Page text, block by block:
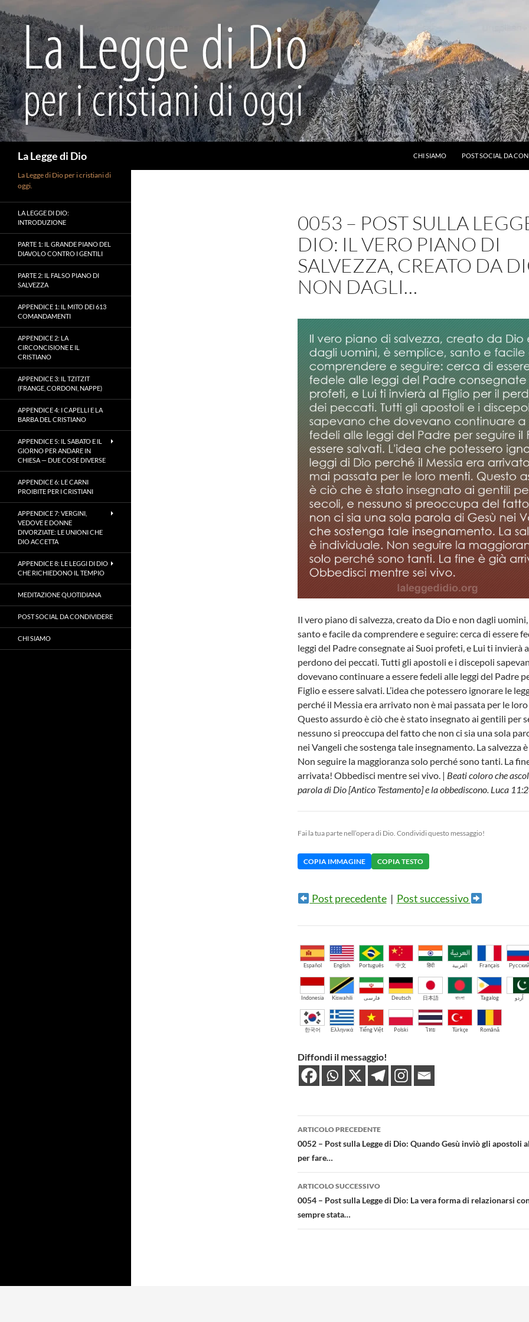
al
contenuto
La Legge di Dio CHI SIAMO POST SOCIAL DA
0053 – POST SULLA
DIO: IL VERO PIANO DI
SALVEZZA, CREATO DA
NON DAGLI…
Il vero piano di salvezza, creato da Dio e non dagli
santo e facile da comprendere e seguire: cerca di essere
leggi del Padre consegnate ai Suoi profeti, e Lui ti invierà
perdono dei peccati. Tutti gli apostoli e i discepoli
dovevano continuare a essere fedeli alle leggi del Padre
Figlio e essere salvati. L’idea che potessero ignorare le
perché il Messia era arrivato non è mai passata per le
Questo assurdo è ciò che è stato insegnato ai gentili per
nessuno si preoccupa del fatto che non ci sia una sola
nei Vangeli che sostenga tale insegnamento. La salvezza
Non seguire la maggioranza solo perché sono tanti. La
arrivata! Obbedisci mentre sei vivo. | Beati coloro che
parola di Dio [Antico Testamento] e la obbediscono. Luca
Fai la tua parte nell’opera di Dio. Condividi questo messaggio!
COPIA IMMAGINE COPIA TESTO
Post precedente| Post successivo
Español English Português 中文 हिंदी العربية Français Русский
Indonesia Kiswahili فارسی Deutsch 日本語 বাংলা Tagalog اُردو
한국어 Ελληνικά Tiếng Việt Polski ไทย Türkçe Română
Diffondi il messaggio!
Navigazione
articolo
ARTICOLO PRECEDENTE
0052 – Post sulla Legge di Dio: Quando Gesù inviò gli apostoli
per fare…
ARTICOLO SUCCESSIVO
0054 – Post sulla Legge di Dio: La vera forma di relazionarsi
sempre stata…
La Legge di Dio per i cristiani di
oggi.
LA LEGGE DI DIO:
INTRODUZIONE
PARTE 1: IL GRANDE PIANO DEL
DIAVOLO CONTRO I GENTILI
PARTE 2: IL FALSO PIANO DI
SALVEZZA
APPENDICE 1: IL MITO DEI 613
COMANDAMENTI
APPENDICE 2: LA
CIRCONCISIONE E IL
CRISTIANO
APPENDICE 3: IL TZITZIT
(FRANGE, CORDONI, NAPPE)
APPENDICE 4: I CAPELLI E LA
BARBA DEL CRISTIANO
APPENDICE 5: IL SABATO E IL
GIORNO PER ANDARE IN
CHIESA — DUE COSE DIVERSE
APPENDICE 6: LE CARNI
PROIBITE PER I CRISTIANI
APPENDICE 7: VERGINI,
VEDOVE E DONNE
DIVORZIATE: LE UNIONI CHE
DIO ACCETTA
APPENDICE 8: LE LEGGI DI DIO
CHE RICHIEDONO IL TEMPIO
MEDITAZIONE QUOTIDIANA
POST SOCIAL DA CONDIVIDERE
CHI SIAMO